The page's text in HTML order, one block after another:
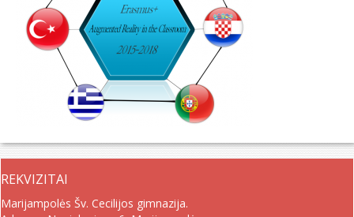
REKVIZITAI
Marijampolės Šv. Cecilijos gimnazija.